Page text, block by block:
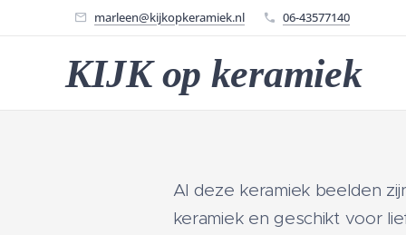
marleen@kijkopkeramiek.nl 06-43577140
KIJK op keramiek
Al deze keramiek beelden
keramiek en geschikt voor